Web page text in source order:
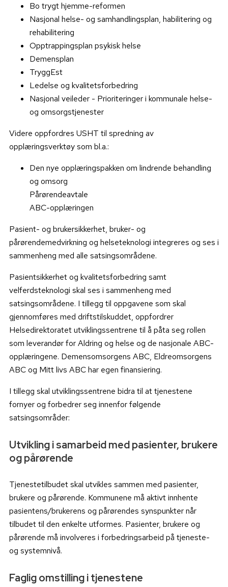
Bo trygt hjemme-reformen
Nasjonal helse- og samhandlingsplan, habilitering og
rehabilitering
Opptrappingsplan psykisk helse
Demensplan
TryggEst
Ledelse og kvalitetsforbedring
Nasjonal veileder - Prioriteringer i kommunale helse-
og omsorgstjenester
Videre oppfordres USHT til spredning av
opplæringsverktøy som bl.a.:
Den nye opplæringspakken om lindrende behandling
og omsorg
Pårørendeavtale
ABC-opplæringen
Pasient- og brukersikkerhet, bruker- og
pårørendemedvirkning og helseteknologi integreres og ses i
sammenheng med alle satsingsområdene.
Pasientsikkerhet og kvalitetsforbedring samt
velferdsteknologi skal ses i sammenheng med
satsingsområdene. I tillegg til oppgavene som skal
gjennomføres med driftstilskuddet, oppfordrer
Helsedirektoratet utviklingssentrene til å påta seg rollen
som leverandør for Aldring og helse og de nasjonale ABC-
opplæringene. Demensomsorgens ABC, Eldreomsorgens
ABC og Mitt livs ABC har egen finansiering.
I tillegg skal utviklingssentrene bidra til at tjenestene
fornyer og forbedrer seg innenfor følgende
satsingsområder:
Utvikling i samarbeid med pasienter, brukere
og pårørende
Tjenestetilbudet skal utvikles sammen med pasienter,
brukere og pårørende. Kommunene må aktivt innhente
pasientens/brukerens og pårørendes synspunkter når
tilbudet til den enkelte utformes. Pasienter, brukere og
pårørende må involveres i forbedringsarbeid på tjeneste-
og systemnivå.
Faglig omstilling i tjenestene